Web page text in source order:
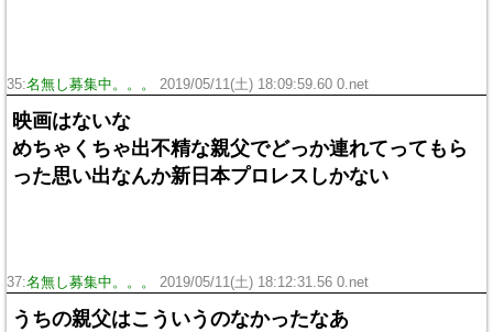
35:名無し募集中。。。 2019/05/11(土) 18:09:59.60 0.net
映画はないな
めちゃくちゃ出不精な親父でどっか連れてってもら
った思い出なんか新日本プロレスしかない
37:名無し募集中。。。 2019/05/11(土) 18:12:31.56 0.net
うちの親父はこういうのなかったなあ